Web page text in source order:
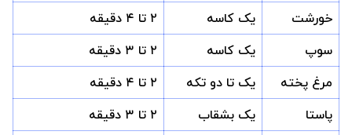
خورشت
یک کاسه
۲ تا ۴ دقیقه
سوپ
یک کاسه
۲ تا ۳ دقیقه
مرغ پخته
یک تا دو تکه
۲ تا ۴ دقیقه
پاستا
یک بشقاب
۲ تا ۳ دقیقه